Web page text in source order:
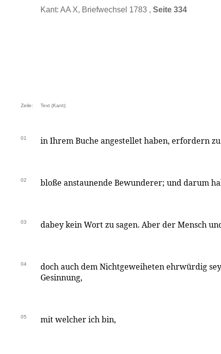
Kant: AA X, Briefwechsel 1783 , Seite 334
Zeile: Text (Kant):
01 in Ihrem Buche angestellet haben, erfordern
02 bloße anstaunende Bewunderer; und darum
03 dabey kein Wort zu sagen. Aber der Mensch
04
doch auch dem Nichtgeweiheten ehrwürdig
Gesinnung,
05 mit welcher ich bin,